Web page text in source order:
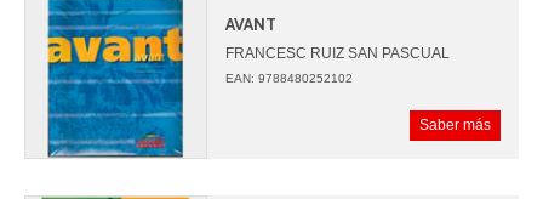
AVANT
FRANCESC RUIZ SAN PASCUAL
EAN: 9788480252102
Saber más